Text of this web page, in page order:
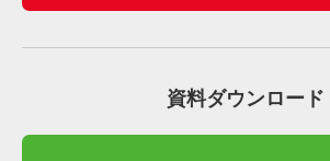
資料ダウンロード